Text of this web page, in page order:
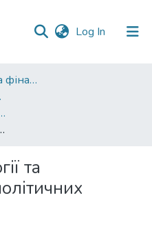
Log In (current)
Факультет обліку та фінансів
2024-2025
процесах України
та